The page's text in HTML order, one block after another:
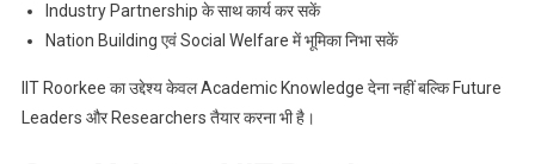
Industry Partnership के साथ कार्य कर सकें
Nation Building एवं Social Welfare में भूमिका निभा सकें
IIT Roorkee का उद्देश्य केवल Academic Knowledge देना नहीं बल्कि Future
Leaders और Researchers तैयार करना भी है।